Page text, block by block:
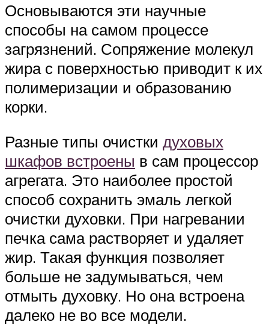
Основываются эти научные
способы на самом процессе
загрязнений. Сопряжение молекул
жира с поверхностью приводит к их
полимеризации и образованию
корки.
Разные типы очистки духовых
шкафов встроены в сам процессор
агрегата. Это наиболее простой
способ сохранить эмаль легкой
очистки духовки. При нагревании
печка сама растворяет и удаляет
жир. Такая функция позволяет
больше не задумываться, чем
отмыть духовку. Но она встроена
далеко не во все модели.